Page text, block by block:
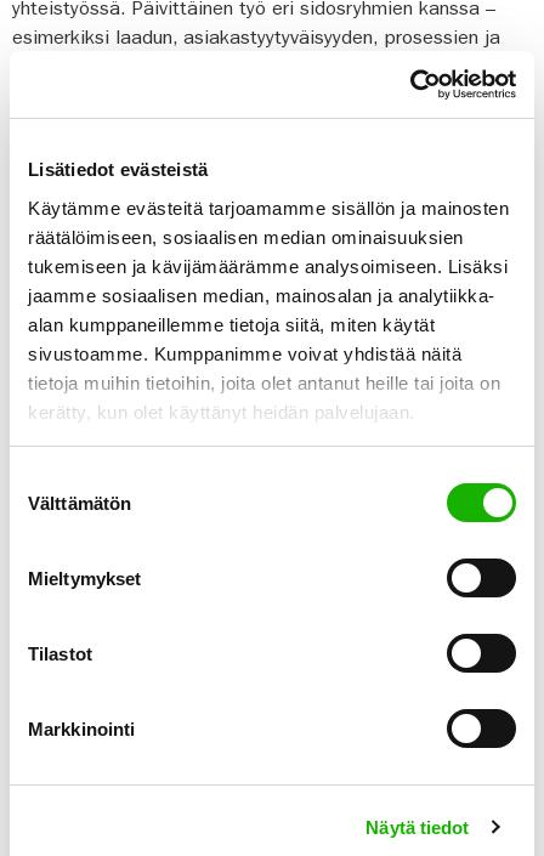
Lisätiedot evästeistä
Käytämme evästeitä tarjoamamme sisällön ja mainosten
räätälöimiseen, sosiaalisen median ominaisuuksien
tukemiseen ja kävijämäärämme analysoimiseen. Lisäksi
jaamme sosiaalisen median, mainosalan ja analytiikka-
alan kumppaneillemme tietoja siitä, miten käytät
sivustoamme. Kumppanimme voivat yhdistää näitä
tietoja muihin tietoihin, joita olet antanut heille tai joita on
kerätty, kun olet käyttänyt heidän palvelujaan.
valinta
Välttämätön
Mieltymykset
Tilastot
Markkinointi
Näytä tiedot
yhteistyössä. Päivittäinen työ eri sidosryhmien kanssa –
esimerkiksi laadun, asiakastyytyväisyyden, prosessien ja
pilottien parissa on opettanut meille, miten hyvä yhteistyö
luo lisäarvoa ja vahvistaa asiakaskokemusta. Syyskuussa
keskityimme yhteistyöhön, prosessien kehittämiseen […]
Häiriökysynnän
vähentäminen
Mikä yhdistää terveydenhuoltoa, teleoperaattoreita ja
aikaa ja rahaa. Häiriökysyntä syntyy, kun asiakkaat joutuvat